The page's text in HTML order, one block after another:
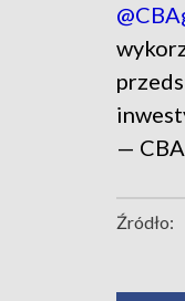
—
Źródło: